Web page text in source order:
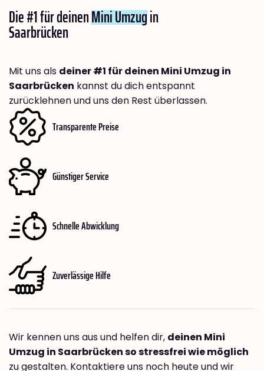
Die #1 für deinenMini Umzugin
Saarbrücken
Mit uns als deiner #1 für deinen Mini Umzug in
Saarbrücken kannst du dich entspannt
zurücklehnen und uns den Rest überlassen.
Transparente Preise
Günstiger Service
Schnelle Abwicklung
Zuverlässige Hilfe
Wir kennen uns aus und helfen dir, deinen Mini
Umzug in Saarbrücken so stressfrei wie möglich
zu gestalten. Kontaktiere uns noch heute und wir